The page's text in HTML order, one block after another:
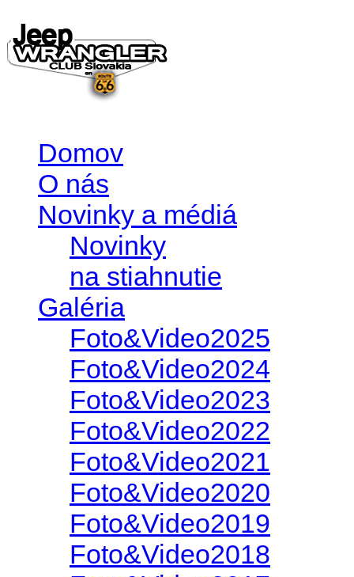
Domov
O nás
Novinky a médiá
Novinky
na stiahnutie
Galéria
Foto&Video2025
Foto&Video2024
Foto&Video2023
Foto&Video2022
Foto&Video2021
Foto&Video2020
Foto&Video2019
Foto&Video2018